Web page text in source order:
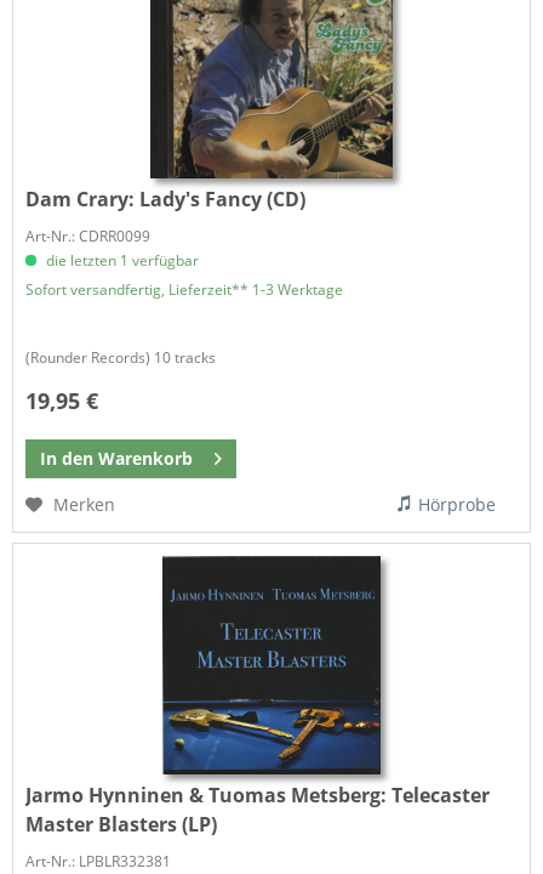
Dam Crary: Lady's Fancy (CD)
Art-Nr.: CDRR0099
die letzten 1 verfügbar
Sofort versandfertig, Lieferzeit** 1-3 Werktage
(Rounder Records) 10 tracks
19,95 €
In den Warenkorb
Merken
Hörprobe
Jarmo Hynninen & Tuomas Metsberg:Telecaster
Master Blasters (LP)
Art-Nr.: LPBLR332381